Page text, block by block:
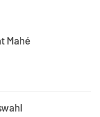
Mahé